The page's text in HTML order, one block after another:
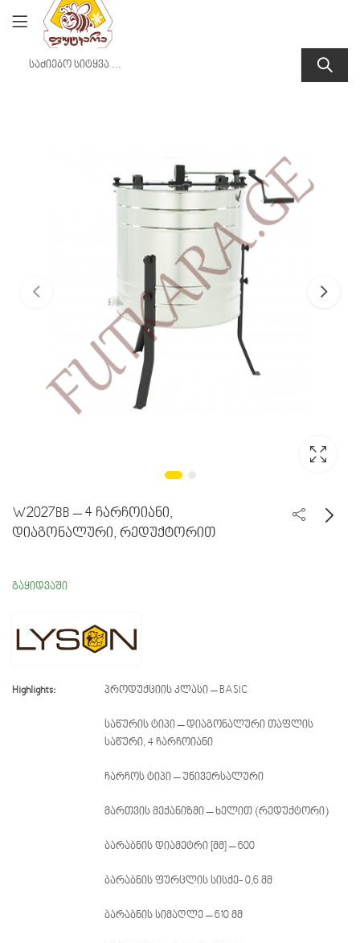
W2027BB – 4 ჩარჩოიანი,
დიაგონალური, რედუქტორით
გაყიდვაში
Highlights: პროდუქციის კლასი – BASIC
საწურის ტიპი – დიაგონალური თაფლის
საწური, 4 ჩარჩოიანი
ჩარჩოს ტიპი – უნივერსალური
მართვის მექანიზმი – ხელით (რედუქტორი)
ბარაბნის დიამეტრი [მმ] – 600
ბარაბნის ფურცლის სისქე- 0,6 მმ
ბარაბნის სიმაღლე – 610 მმ